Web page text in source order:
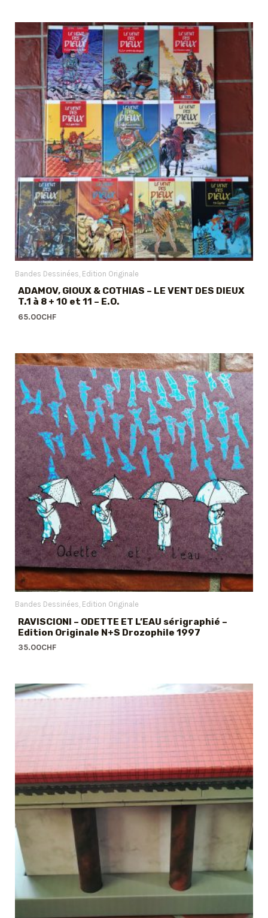
Bandes Dessinées Edition Originale
ADAMOV, GIOUX & COTHIAS – LE VENT DES DIEUX
T.1 à 8 + 10 et 11 – E.O.
65.00CHF
Bandes Dessinées Edition Originale
RAVISCIONI – ODETTE ET L’EAU sérigraphié –
Edition Originale N+S Drozophile 1997
35.00CHF